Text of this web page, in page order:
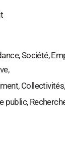
Société,
public,